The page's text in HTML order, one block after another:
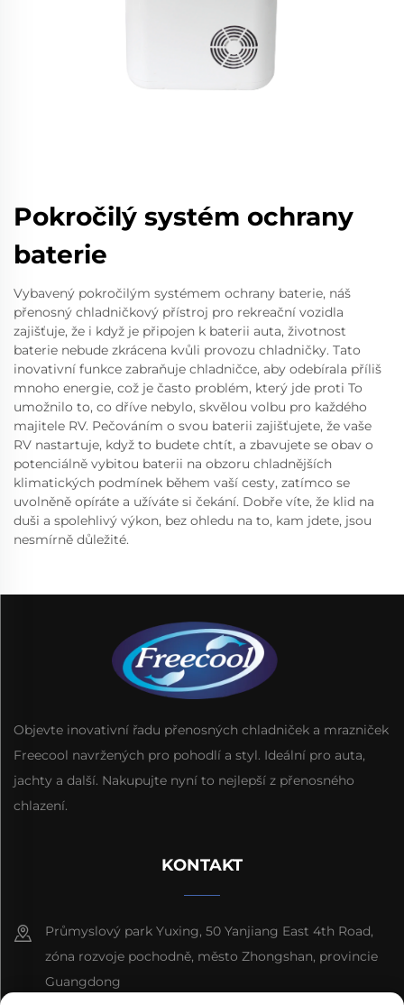
Pokročilý systém ochrany
baterie
Vybavený pokročilým systémem ochrany baterie, náš
přenosný chladničkový přístroj pro rekreační vozidla
zajišťuje, že i když je připojen k baterii auta, životnost
baterie nebude zkrácena kvůli provozu chladničky. Tato
inovativní funkce zabraňuje chladničce, aby odebírala příliš
mnoho energie, což je často problém, který jde proti To
umožnilo to, co dříve nebylo, skvělou volbu pro každého
majitele RV. Pečováním o svou baterii zajišťujete, že vaše
RV nastartuje, když to budete chtít, a zbavujete se obav o
potenciálně vybitou baterii na obzoru chladnějších
klimatických podmínek během vaší cesty, zatímco se
uvolněně opíráte a užíváte si čekání. Dobře víte, že klid na
duši a spolehlivý výkon, bez ohledu na to, kam jdete, jsou
nesmírně důležité.
Objevte inovativní řadu přenosných chladniček a mrazniček
Freecool navržených pro pohodlí a styl. Ideální pro auta,
jachty a další. Nakupujte nyní to nejlepší z přenosného
chlazení.
KONTAKT
Průmyslový park Yuxing, 50 Yanjiang East 4th Road,
zóna rozvoje pochodně, město Zhongshan, provincie
Guangdong